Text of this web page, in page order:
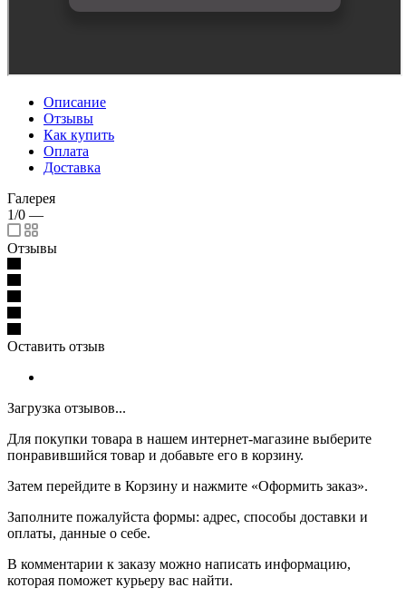
Описание
Отзывы
Как купить
Оплата
Доставка
Галерея
1/0 —
Отзывы
Оставить отзыв
Загрузка отзывов...
Для покупки товара в нашем интернет-магазине выберите
понравившийся товар и добавьте его в корзину.
Затем перейдите в Корзину и нажмите «Оформить заказ».
Заполните пожалуйста формы: адрес, способы доставки и
оплаты, данные о себе.
В комментарии к заказу можно написать информацию,
которая поможет курьеру вас найти.